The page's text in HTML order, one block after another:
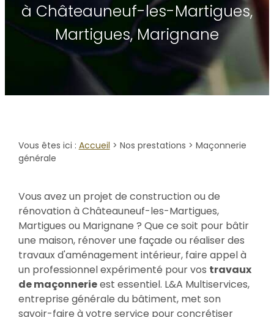
à Châteauneuf-les-Martigues,
Martigues, Marignane
Vous êtes ici : Accueil > Nos prestations > Maçonnerie
générale
Vous avez un projet de construction ou de
rénovation à Châteauneuf-les-Martigues,
Martigues ou Marignane ? Que ce soit pour bâtir
une maison, rénover une façade ou réaliser des
travaux d'aménagement intérieur, faire appel à
un professionnel expérimenté pour vos travaux
de maçonnerieest essentiel. L&A Multiservices,
entreprise générale du bâtiment, met son
savoir-faire à votre service pour concrétiser